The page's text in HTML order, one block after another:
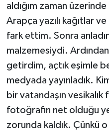
aldığım zaman
Arapça yazılı kağıtlar
fark ettim. Sonra
malzemesiydi.
getirdim, açtık eşimle
medyada yayınladık.
bir vatandaşın vesikalık
fotoğrafın net olduğu
zorunda kaldık. Çünkü